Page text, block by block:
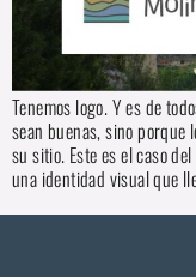
Tenemos logo. Y es de
sean buenas, sino porque
su sitio. Este es el caso
una identidad visual que